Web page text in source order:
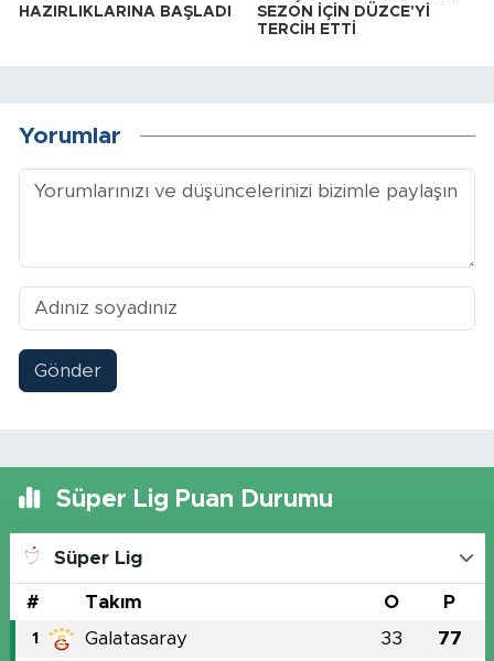
HAZIRLIKLARINA BAŞLADI
SEZON İÇİN DÜZCE'Yİ
TERCİH ETTİ
Yorumlar
Gönder
Süper Lig Puan Durumu
Süper Lig
# Takım O P
1 Galatasaray 33 77